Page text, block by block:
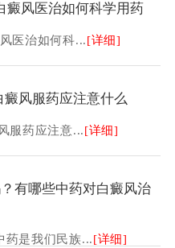
癜风医治如何科学用药
医治如何科...[详细]
风服药应注意什么
服药应注意...[详细]
有哪些中药对白癜风治
药是我们民族...[详细]